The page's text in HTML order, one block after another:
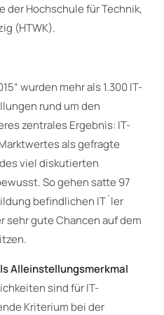
der Hochschule für Technik,
(HTWK).
wurden mehr als 1.300 IT-
rund um den
zentrales Ergebnis: IT-
als gefragte
viel diskutierten
So gehen satte 97
befindlichen IT´ler
sehr gute Chancen auf dem
Alleinstellungsmerkmal
sind für IT-
Kriterium bei der